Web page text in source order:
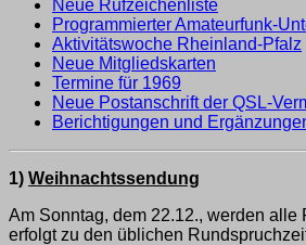
Neue Rufzeichenliste
Programmierter Amateurfunk-
Aktivitätswoche Rheinland-Pfalz
Neue Mitgliedskarten
Termine für 1969
Neue Postanschrift der QSL-
Berichtigungen und
1) Weihnachtssendung
Am Sonntag, dem 22.12., werden
erfolgt zu den üblichen